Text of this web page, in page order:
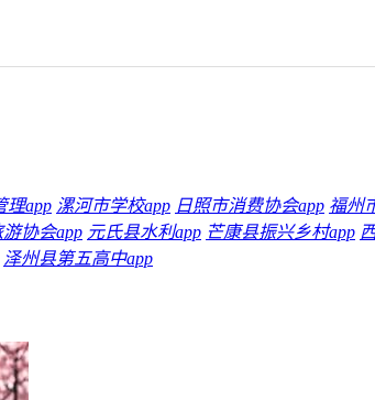
理app 漯河市学校app 日照市消费协会app 福州
协会app 元氏县水利app 芒康县振兴乡村app
泽州县第五高中app